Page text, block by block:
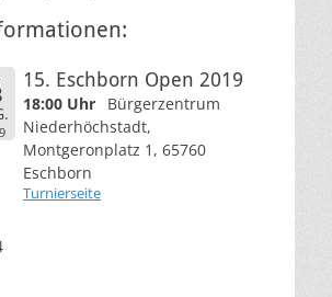
15. Eschborn Open 2019
18:00 Uhr
Bürgerzentrum
Niederhöchstadt,
Montgeronplatz 1, 65760
Eschborn
Turnierseite